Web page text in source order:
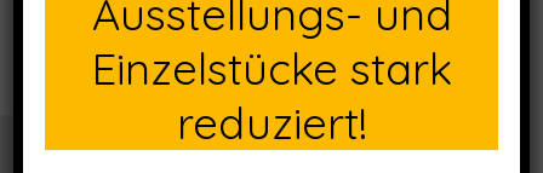
Ausstellungs- und
Einzelstücke stark
reduziert!